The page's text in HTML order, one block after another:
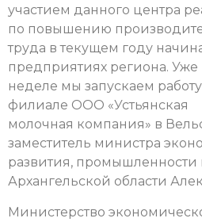
участием данного центра
по повышению
труда в текущем году
предприятиях региона.
неделе мы запускаем
филиале ООО «Устьянская
молочная компания» в
заместитель министра
развития, промышленности
Архангельской области
Министерство